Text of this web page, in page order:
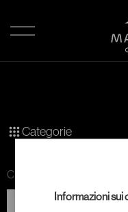
Categorie
Categoria:
Informazioni sui